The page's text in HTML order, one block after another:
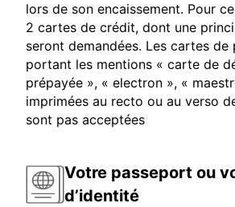
lors de son encaissement. Pour
2 cartes de crédit, dont une
seront demandées. Les cartes de
portant les mentions « carte de
prépayée », « electron », «
imprimées au recto ou au verso
sont pas acceptées
Votre passeport ou
d’identité